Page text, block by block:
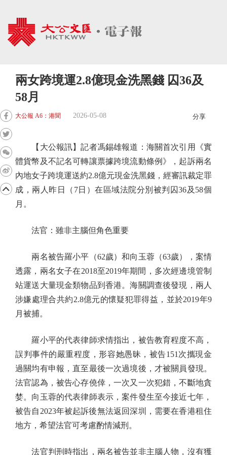
兩女跨境運2.8億現金洗黑錢 囚36及
58月
大公報 A6：港聞 2026-05-08 分享
【大公報訊】記者馮錫雄報道：海關首次引用《實
體貨幣及不記名可轉讓票據跨境流動條例》，起訴兩名
內地女子跨境運送約2.8億元現金洗黑錢，經審訊裁定罪
成，兩人昨日（7日）在區域法院分別被判囚36及58個
月。
法官：雖非主腦但角色重要
兩名被告羅小平（62歲）和向玉蓉（63歲），案情
透露，兩名女子在2018至2019年期間，多次經邊境管制
站運送大量現金類物品到香港。海關調查後發現，兩人
涉嫌處理合共約2.8億元的懷疑犯罪得益，並於2019年9
月被捕。
羅小平的代表律師求情指出，被告教育程度不高，
誤判事件的嚴重程度，形容她愚昧，被告151次攜現金
過關均有申報，直至最後一次過境後，才被關員發現。
法官認為，被告心存僥倖，一次又一次犯錯，不斷地貪
婪。向玉蓉的代表律師表示，案件發生至今接近七年，
被告自2023年被起訴後無法返回深圳，需要在香港租住
地方，希望法官可考慮酌情減刑。
法官判刑時指出，兩名被告並非主腦人物，沒有獲